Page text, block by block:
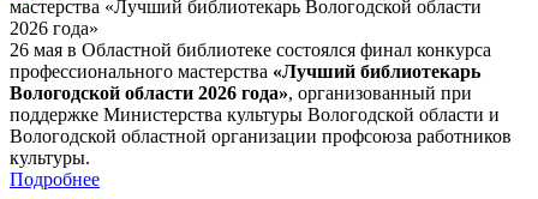
26 мая в Областной библиотеке состоялся финал конкурса
профессионального мастерства «Лучший библиотекарь
Вологодской области 2026 года», организованный при
поддержке Министерства культуры Вологодской области и
Вологодской областной организации профсоюза работников
культуры.
Подробнее